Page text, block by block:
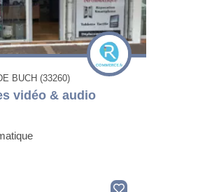
BUCH (33260)
vidéo & audio